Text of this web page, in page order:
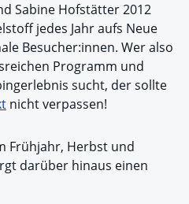
Sabine Hofstätter 2012
jedes Jahr aufs Neue
Besucher:innen. Wer also
Programm und
sucht, der sollte
nicht verpassen!
Frühjahr, Herbst und
darüber hinaus einen